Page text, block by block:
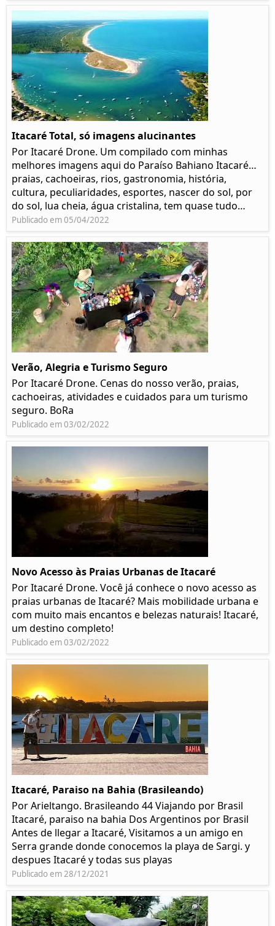
Itacaré Total, só imagens alucinantes
Por Itacaré Drone. Um compilado com minhas
melhores imagens aqui do Paraíso Bahiano Itacaré…
praias, cachoeiras, rios, gastronomia, história,
cultura, peculiaridades, esportes, nascer do sol, por
do sol, lua cheia, água cristalina, tem quase tudo…
Publicado em 05/04/2022
Verão, Alegria e Turismo Seguro
Por Itacaré Drone. Cenas do nosso verão, praias,
cachoeiras, atividades e cuidados para um turismo
seguro. BoRa
Publicado em 03/02/2022
Novo Acesso às Praias Urbanas de Itacaré
Por Itacaré Drone. Você já conhece o novo acesso as
praias urbanas de Itacaré? Mais mobilidade urbana e
com muito mais encantos e belezas naturais! Itacaré,
um destino completo!
Publicado em 03/02/2022
Itacaré, Paraiso na Bahia (Brasileando)
Por Arieltango. Brasileando 44 Viajando por Brasil
Itacaré, paraiso na bahia Dos Argentinos por Brasil
Antes de llegar a Itacaré, Visitamos a un amigo en
Serra grande donde conocemos la playa de Sargi. y
despues Itacaré y todas sus playas
Publicado em 28/12/2021